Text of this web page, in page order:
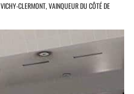
VICHY-CLERMONT, VAINQUEUR DU CÔTÉ DE